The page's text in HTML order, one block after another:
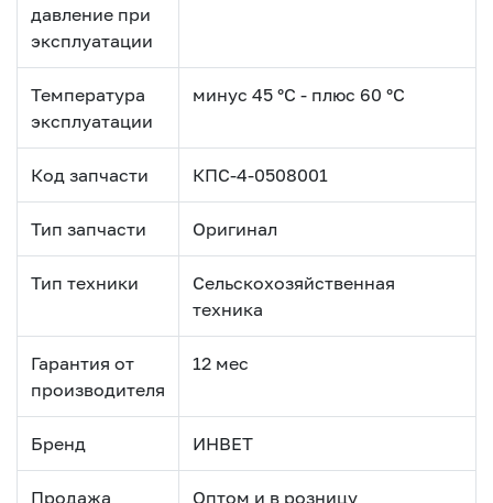
давление при
эксплуатации
Температура
эксплуатации
минус 45 °С - плюс 60 °С
Код запчасти КПС-4-0508001
Тип запчасти Оригинал
Тип техники
Сельскохозяйственная
техника
Гарантия от
производителя
12 мес
Бренд ИНВЕТ
Продажа Оптом и в розницу